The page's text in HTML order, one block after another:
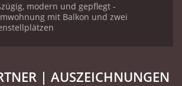
modern und gepflegt -
mit Balkon und zwei
| AUSZEICHNUNGEN